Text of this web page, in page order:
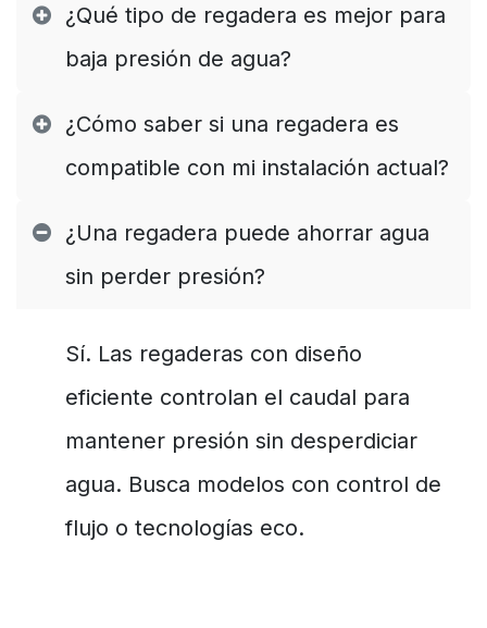
¿Qué tipo de regadera es mejor para
baja presión de agua?
¿Cómo saber si una regadera es
compatible con mi instalación actual?
¿Una regadera puede ahorrar agua
sin perder presión?
Sí. Las regaderas con diseño
eficiente controlan el caudal para
mantener presión sin desperdiciar
agua. Busca modelos con control de
flujo o tecnologías eco.